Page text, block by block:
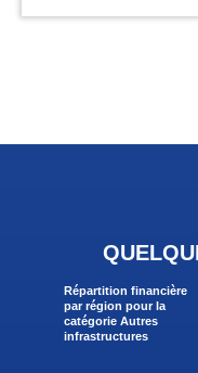
Répartition financière
par région pour la
catégorie Autres
infrastructures